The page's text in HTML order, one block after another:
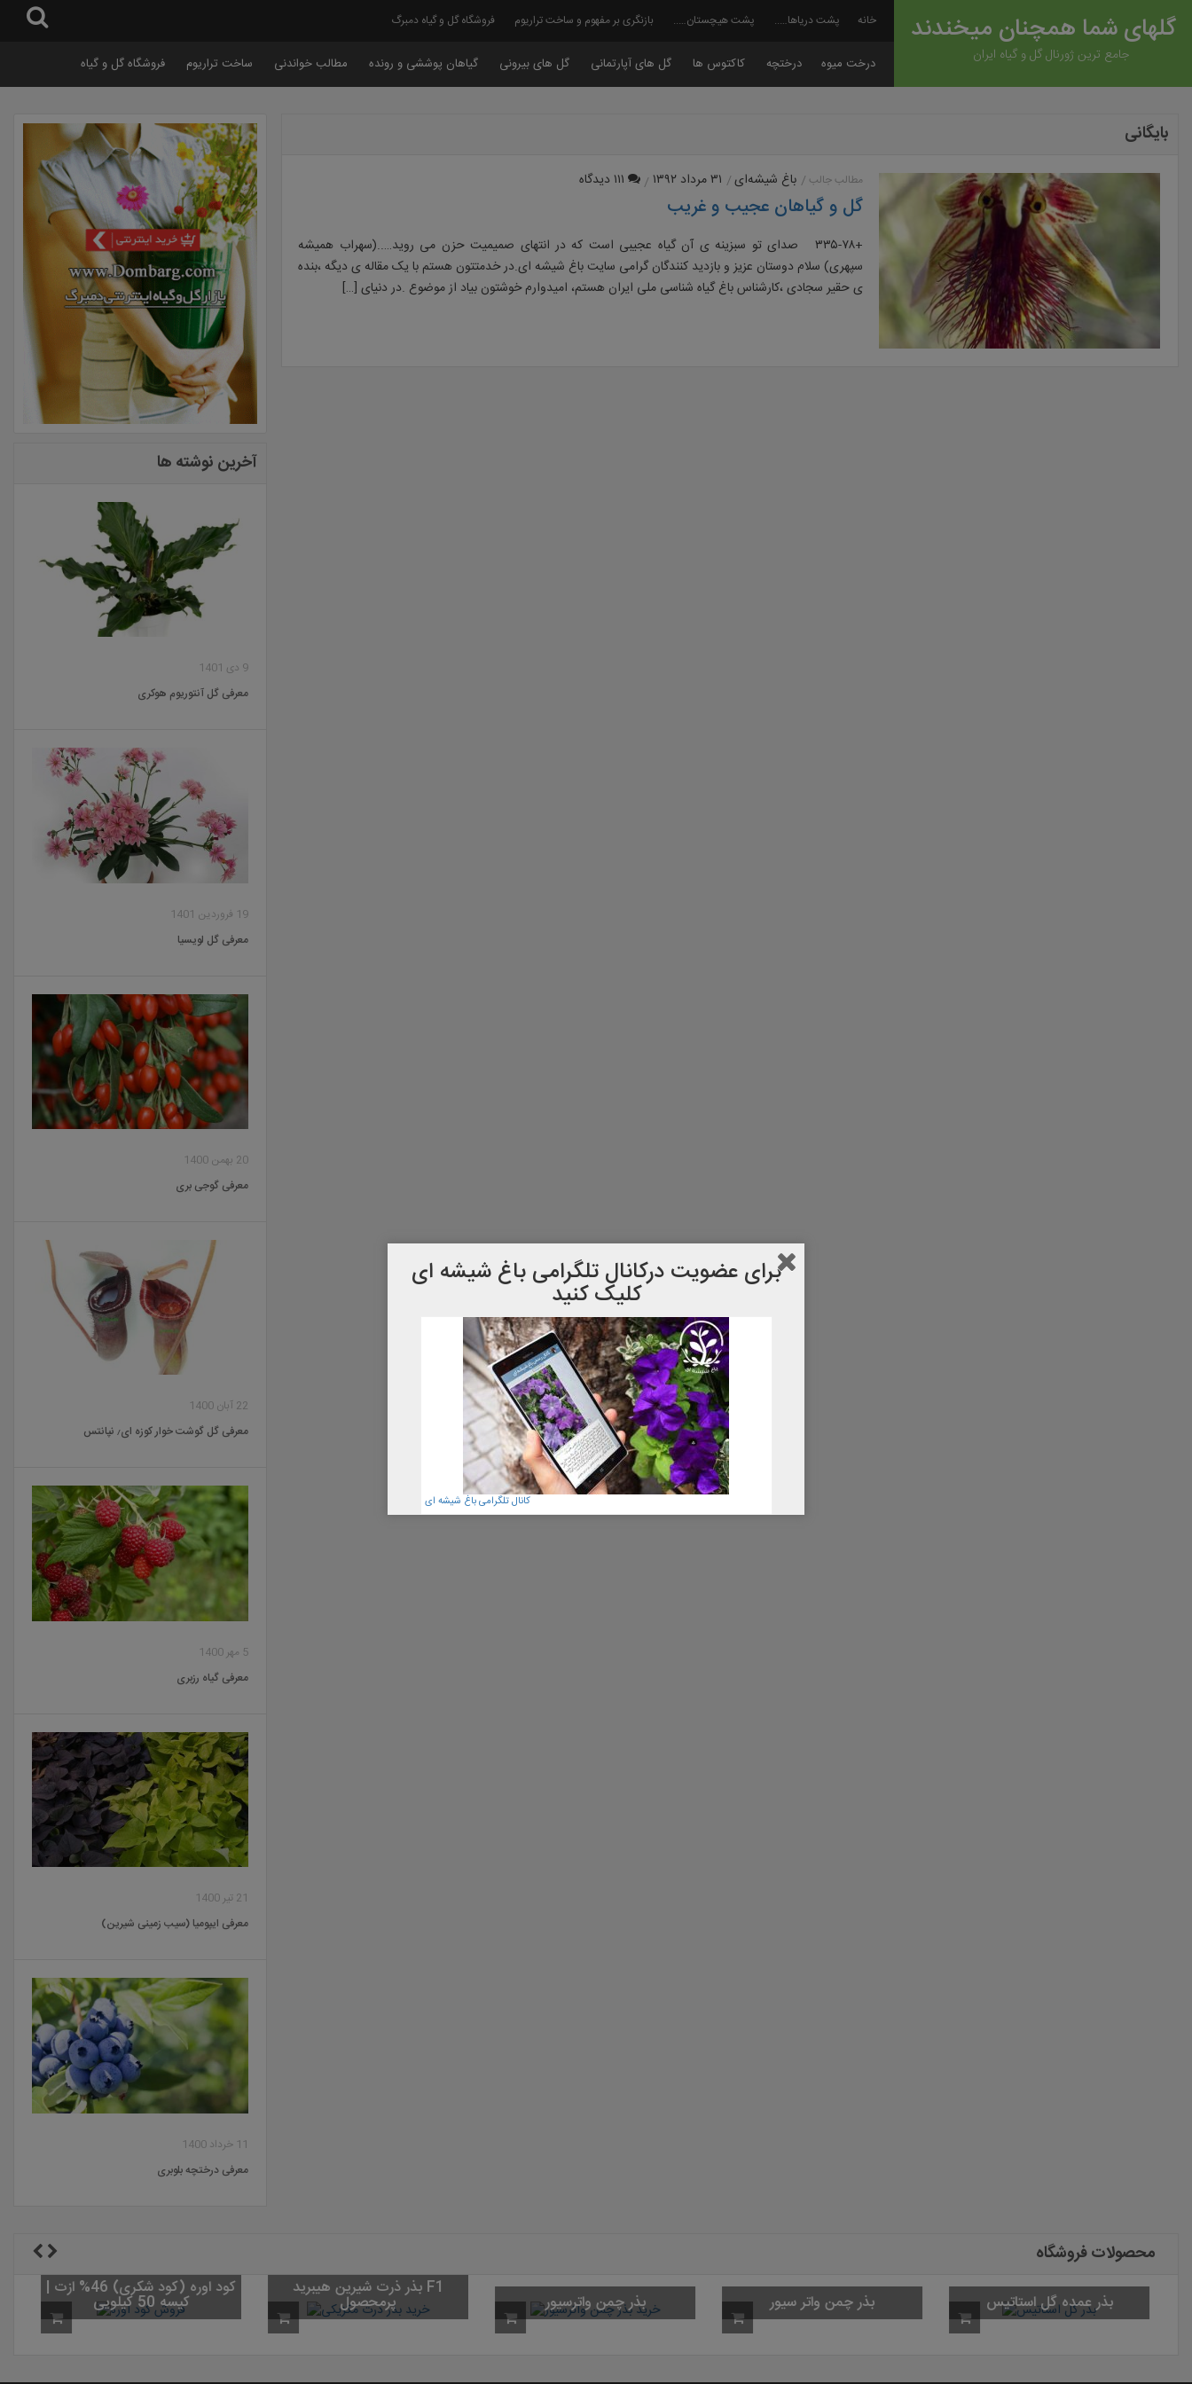
گلهای شما همچنان میخندند
جامع ترین ژورنال گل و گیاه ایران
خانه پشت دریاها….. پشت هیچستان….. بازنگری بر مفهوم و ساخت تراریوم فروشگاه گل و گیاه دمبرگ
درخت میوه درختچه کاکتوس ها گل های آپارتمانی گل های بیرونی گیاهان پوششی و رونده مطالب خواندنی ساخت تراریوم فروشگاه گل و گیاه
بایگانی
مطالب جالب باغ شیشه‌ای ۳۱ مرداد ۱۳۹۲ ۱۱۱ دیدگاه
گل و گیاهان عجیب و غریب
+۳۳۵-۷۸ صدای تو سبزینه ی آن گیاه عجیبی است که در انتهای صمیمیت حزن می روید…..(سهراب همیشه
سپهری) سلام دوستان عزیز و بازدید کنندگان گرامی سایت باغ شیشه ای.در خدمتتون هستم با یک مقاله ی دیگه ،بنده
ی حقیر سجادی ،کارشناس باغ گیاه شناسی ملی ایران هستم، امیدوارم خوشتون بیاد از موضوع .در دنیای […]
آخرین نوشته ها
9 دی 1401
معرفی گل آنتوریوم هوکری
19 فروردین 1401
معرفی گل لویسیا
20 بهمن 1400
معرفی گوجی بری
22 آبان 1400
معرفی گل گوشت خوار کوزه ای٫ نپانتس
5 مهر 1400
معرفی گیاه رزبری
21 تیر 1400
معرفی ایپومیا (سیب زمینی شیرین)
11 خرداد 1400
معرفی درختچه بلوبری
محصولات فروشگاه
کود اوره (کود شکری) 46% ازت |
کیسه 50 کیلویی
بذر ذرت شیرین هیبرید F1
پرمحصول بذر چمن واترسیور بذر چمن واتر سیور بذر عمده گل استاتیس
برای عضویت دركانال تلگرامی باغ شیشه ای
کلیک کنید
کانال تلگرامی باغ شیشه ای